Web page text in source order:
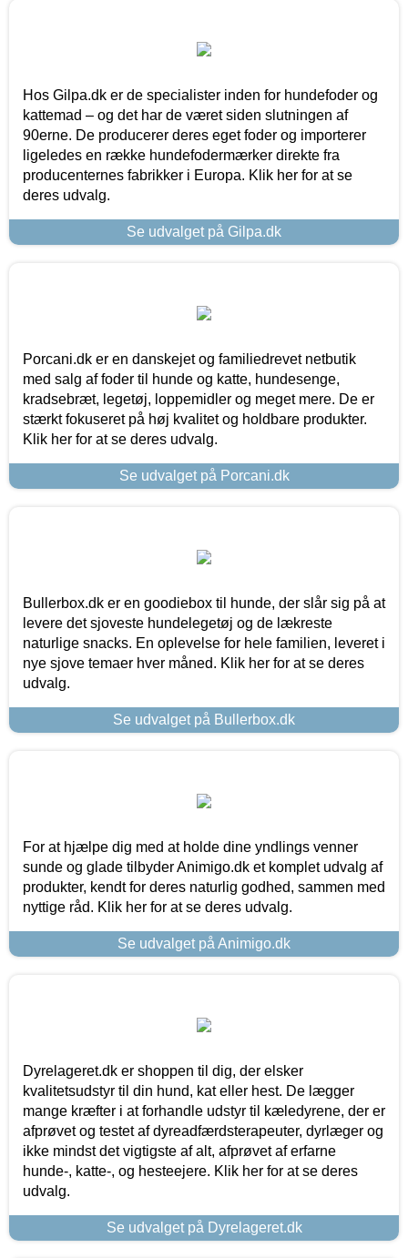
Hos Gilpa.dk er de specialister inden for hundefoder og
kattemad – og det har de været siden slutningen af
90erne. De producerer deres eget foder og importerer
ligeledes en række hundefodermærker direkte fra
producenternes fabrikker i Europa. Klik her for at se
deres udvalg.
Se udvalget på Gilpa.dk
Porcani.dk er en danskejet og familiedrevet netbutik
med salg af foder til hunde og katte, hundesenge,
kradsebræt, legetøj, loppemidler og meget mere. De er
stærkt fokuseret på høj kvalitet og holdbare produkter.
Klik her for at se deres udvalg.
Se udvalget på Porcani.dk
Bullerbox.dk er en goodiebox til hunde, der slår sig på at
levere det sjoveste hundelegetøj og de lækreste
naturlige snacks. En oplevelse for hele familien, leveret i
nye sjove temaer hver måned. Klik her for at se deres
udvalg.
Se udvalget på Bullerbox.dk
For at hjælpe dig med at holde dine yndlings venner
sunde og glade tilbyder Animigo.dk et komplet udvalg af
produkter, kendt for deres naturlig godhed, sammen med
nyttige råd. Klik her for at se deres udvalg.
Se udvalget på Animigo.dk
Dyrelageret.dk er shoppen til dig, der elsker
kvalitetsudstyr til din hund, kat eller hest. De lægger
mange kræfter i at forhandle udstyr til kæledyrene, der er
afprøvet og testet af dyreadfærdsterapeuter, dyrlæger og
ikke mindst det vigtigste af alt, afprøvet af erfarne
hunde-, katte-, og hesteejere. Klik her for at se deres
udvalg.
Se udvalget på Dyrelageret.dk